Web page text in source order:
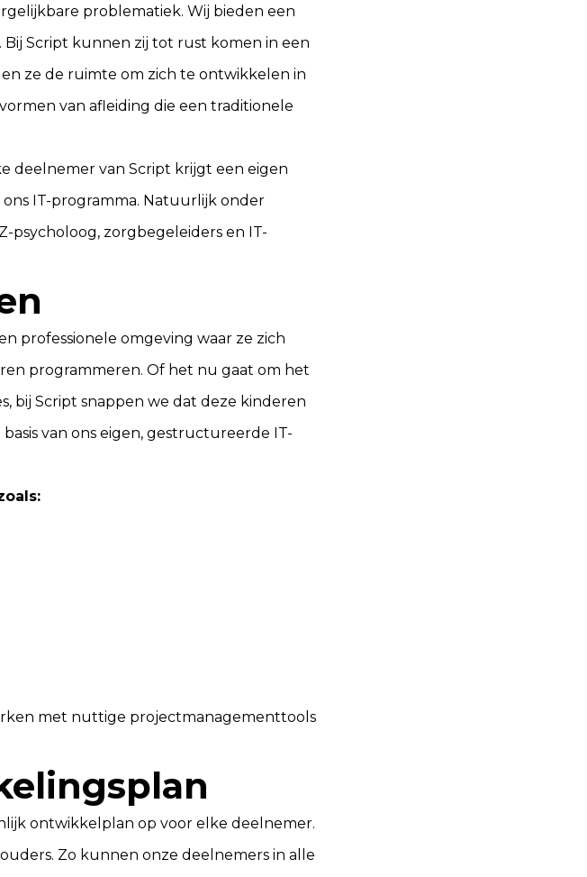
problematiek. Wij bieden een
Script kunnen zij tot rust komen in een
ze de ruimte om zich te ontwikkelen in
van afleiding die een traditionele
deelnemer van Script krijgt een eigen
IT-programma. Natuurlijk onder
psycholoog, zorgbegeleiders en IT-
professionele omgeving waar ze zich
programmeren. Of het nu gaat om het
bij Script snappen we dat deze kinderen
van ons eigen, gestructureerde IT-
met nuttige projectmanagementtools
ontwikkelplan op voor elke deelnemer.
Zo kunnen onze deelnemers in alle